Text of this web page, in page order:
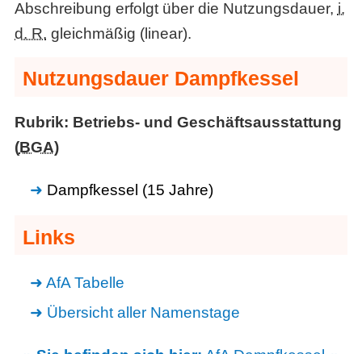
Abschreibung erfolgt über die Nutzungsdauer, i.
d. R. gleichmäßig (linear).
Nutzungsdauer Dampfkessel
Rubrik: Betriebs- und Geschäftsausstattung
(BGA)
Dampfkessel (15 Jahre)
Links
AfA Tabelle
Übersicht aller Namenstage